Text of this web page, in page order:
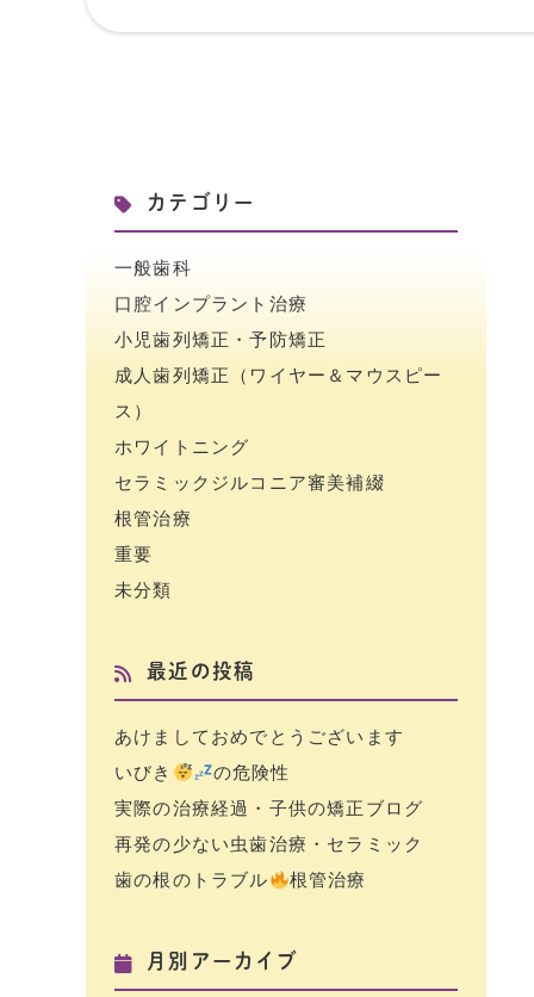
カテゴリー
一般歯科
口腔インプラント治療
小児歯列矯正・予防矯正
成人歯列矯正（ワイヤー＆マウスピー
ス）
ホワイトニング
セラミックジルコニア審美補綴
根管治療
重要
未分類
最近の投稿
あけましておめでとうございます
いびき
の危険性
実際の治療経過・子供の矯正ブログ
再発の少ない虫歯治療・セラミック
歯の根のトラブル
根管治療
月別アーカイブ